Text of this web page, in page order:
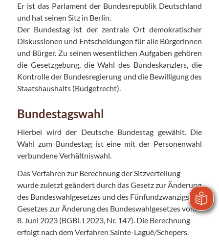
Er ist das Parlament der Bundesrepublik Deutschland
und hat seinen Sitz in Berlin.
Der Bundestag ist der zentrale Ort demokratischer
Diskussionen und Entscheidungen für alle Bürgerinnen
und Bürger. Zu seinen wesentlichen Aufgaben gehören
die Gesetzgebung, die Wahl des Bundeskanzlers, die
Kontrolle der Bundesregierung und die Bewilligung des
Staatshaushalts (Budgetrecht).
Bundestagswahl
Hierbei wird der Deutsche Bundestag gewählt. Die
Wahl zum Bundestag ist eine mit der Personenwahl
verbundene Verhältniswahl.
Das Verfahren zur Berechnung der Sitzverteilung
wurde zuletzt geändert durch das Gesetz zur Änderung
des Bundeswahlgesetzes und des Fünfundzwanzigsten
Gesetzes zur Änderung des Bundeswahlgesetzes vom
8. Juni 2023 (BGBl. I 2023, Nr. 147). Die Berechnung
erfolgt nach dem Verfahren Sainte-Laguë/Schepers.